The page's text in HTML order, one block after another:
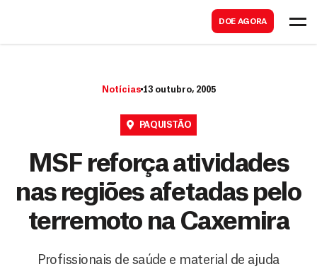
DOE AGORA
Notícias 13 outubro, 2005
PAQUISTÃO
MSF reforça atividades
nas regiões afetadas pelo
terremoto na Caxemira
Profissionais de saúde e material de ajuda
a
r